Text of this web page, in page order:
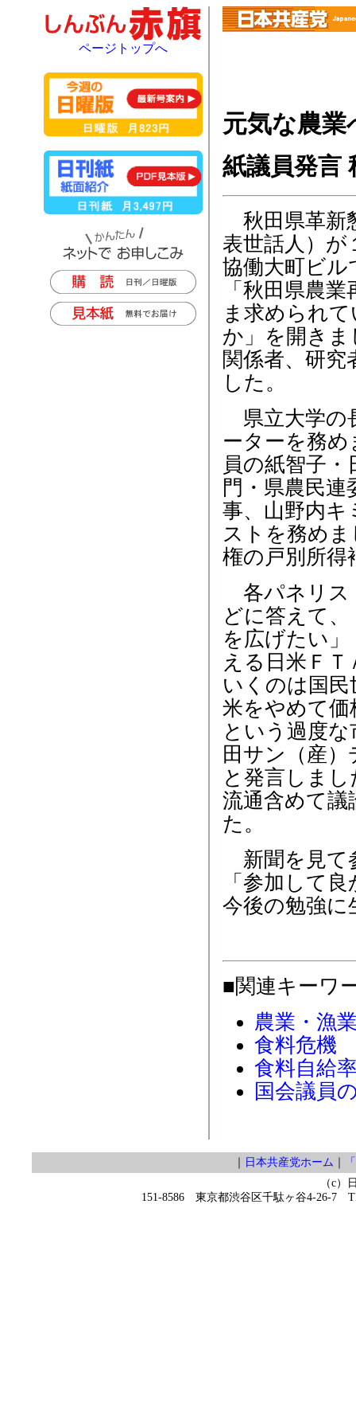
元気な農業
紙議員発言
秋田県革新
表世話人）が
協働大町ビ
「秋田県農
ま求められ
か」を開き
関係者、研究
した。
県立大学の
ーターを務め
員の紙智子
門・県農民連
事、山野内キ
ストを務め
権の戸別所得
各パネリス
どに答えて
を広げたい
える日米Ｆ
いくのは国
米をやめて価
という過度
田サン（産
と発言しま
流通含めて
た。
新聞を見て
「参加して
今後の勉強
■関連キーワ
農業・漁
食料危機
食料自給
国会議員
ページトップへ
｜ 日本共産党ホーム ｜
（c）
151-8586 東京都渋谷区千駄ヶ谷4-26-7